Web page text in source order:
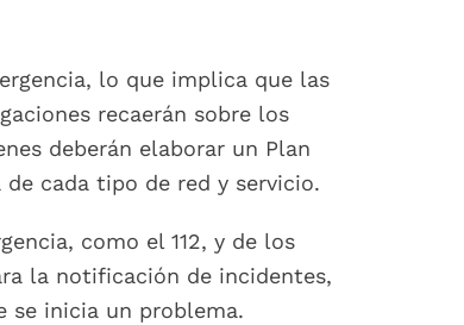
lo que implica que las
recaerán sobre los
deberán elaborar un Plan
cada tipo de red y servicio.
como el 112, y de los
la notificación de incidentes,
se inicia un problema.